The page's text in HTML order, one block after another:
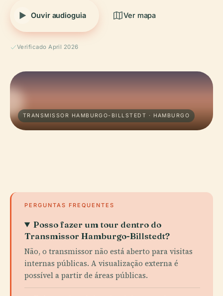
Ouvir audioguia Ver mapa
Verificado April 2026
TRANSMISSOR HAMBURGO-BILLSTEDT · HAMBURGO
PERGUNTAS FREQUENTES
Posso fazer um tour dentro do
Transmissor Hamburgo-Billstedt?
Não, o transmissor não está aberto para visitas
internas públicas. A visualização externa é
possível a partir de áreas públicas.